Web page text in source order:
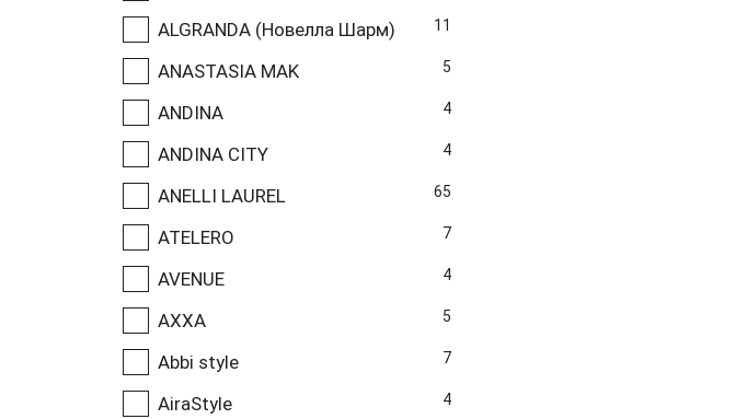
ALGRANDA (Новелла Шарм) 11
ANASTASIA MAK 5
ANDINA 4
ANDINA CITY 4
ANELLI LAUREL 65
ATELERO 7
AVENUE 4
AXXA 5
Abbi style 7
AiraStyle 4